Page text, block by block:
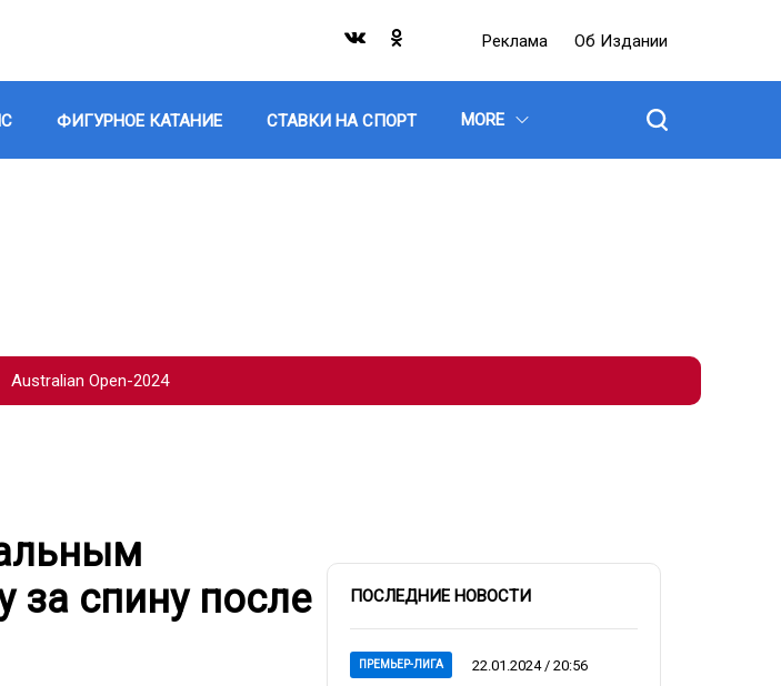
Реклама Об Издании
ФИГУРНОЕ КАТАНИЕ СТАВКИ НА СПОРТ MORE
Australian Open-2024
за спину после
ПОСЛЕДНИЕ НОВОСТИ
ПРЕМЬЕР-ЛИГА 22.01.2024 / 20:56